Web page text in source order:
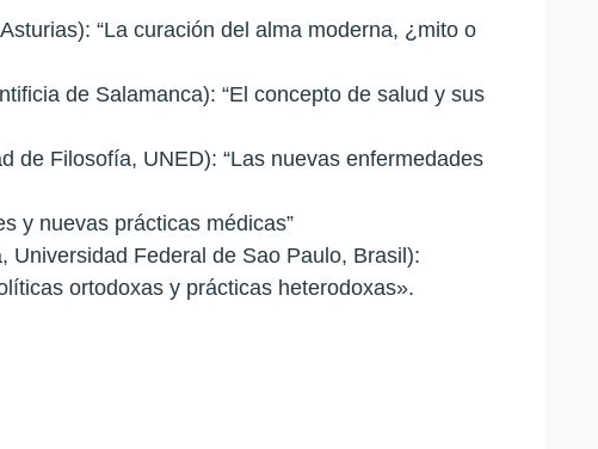
“La curación del alma moderna, ¿mito o
de Salamanca): “El concepto de salud y sus
de Filosofía, UNED): “Las nuevas enfermedades
y nuevas prácticas médicas”
Universidad Federal de Sao Paulo, Brasil):
ortodoxas y prácticas heterodoxas».